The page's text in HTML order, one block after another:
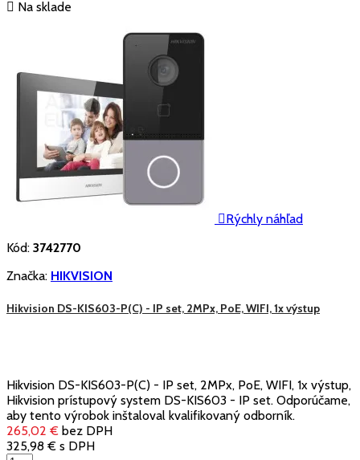
 Na sklade
Rýchly náhľad
Kód: 3742770
Značka: HIKVISION
Hikvision DS-KIS603-P(C) - IP set, 2MPx, PoE, WIFI, 1x výstup
Hikvision DS-KIS603-P(C) - IP set, 2MPx, PoE, WIFI, 1x výstup,
Hikvision prístupový system DS-KIS603 - IP set. Odporúčame,
aby tento výrobok inštaloval kvalifikovaný odborník.
265,02 € bez DPH
325,98 € s DPH